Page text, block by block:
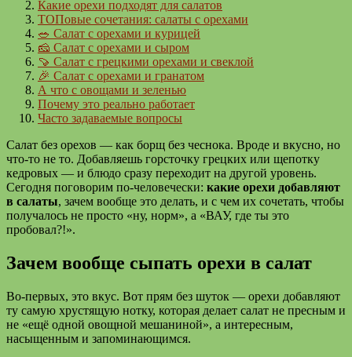
Какие орехи подходят для салатов
ТОПовые сочетания: салаты с орехами
🥗 Салат с орехами и курицей
🧀 Салат с орехами и сыром
🍠 Салат с грецкими орехами и свеклой
🎉 Салат с орехами и гранатом
А что с овощами и зеленью
Почему это реально работает
Часто задаваемые вопросы
Салат без орехов — как борщ без чеснока. Вроде и вкусно, но
что-то не то. Добавляешь горсточку грецких или щепотку
кедровых — и блюдо сразу переходит на другой уровень.
Сегодня поговорим по-человечески: какие орехи добавляют
в салаты, зачем вообще это делать, и с чем их сочетать, чтобы
получалось не просто «ну, норм», а «ВАУ, где ты это
пробовал?!».
Зачем вообще сыпать орехи в салат
Во-первых, это вкус. Вот прям без шуток — орехи добавляют
ту самую хрустящую нотку, которая делает салат не пресным и
не «ещё одной овощной мешаниной», а интересным,
насыщенным и запоминающимся.